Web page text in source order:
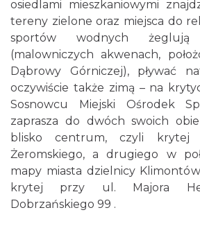
osiedlami mieszkaniowymi
tereny zielone oraz miejsca do
sportów wodnych
(malowniczych akwenach,
Dąbrowy Górniczej), pływać
oczywiście także zimą – na
Sosnowcu Miejski Ośrodek
zaprasza do dwóch swoich
blisko centrum, czyli krytej
Żeromskiego, a drugiego w
mapy miasta dzielnicy
krytej przy ul. Majora
Dobrzańskiego 99 .